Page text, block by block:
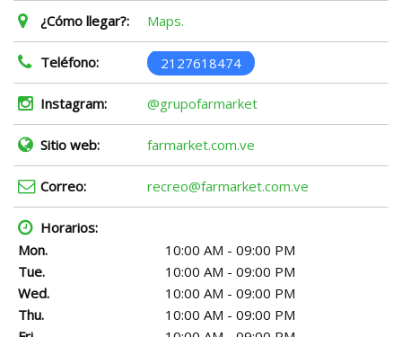
¿Cómo llegar?: Maps.
Teléfono: 2127618474
Instagram: @grupofarmarket
Sitio web: farmarket.com.ve
Correo: recreo@farmarket.com.ve
Horarios:
Mon.
10:00 AM - 09:00 PM
Tue.
10:00 AM - 09:00 PM
Wed.
10:00 AM - 09:00 PM
Thu.
10:00 AM - 09:00 PM